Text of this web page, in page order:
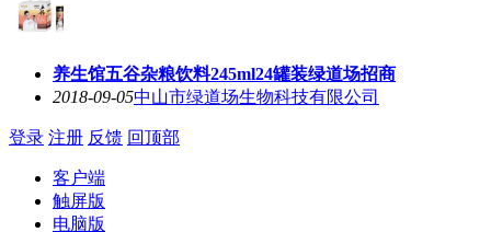
养生馆五谷杂粮饮料245ml24罐装绿道场招商
2018-09-05中山市绿道场生物科技有限公司
登录 注册 反馈 回顶部
客户端
触屏版
电脑版